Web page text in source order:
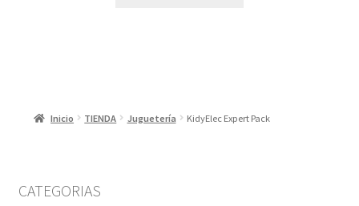
Inicio TIENDA Juguetería KidyElec Expert Pack
CATEGORIAS